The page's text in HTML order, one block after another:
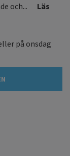
och...
Läs
på onsdag